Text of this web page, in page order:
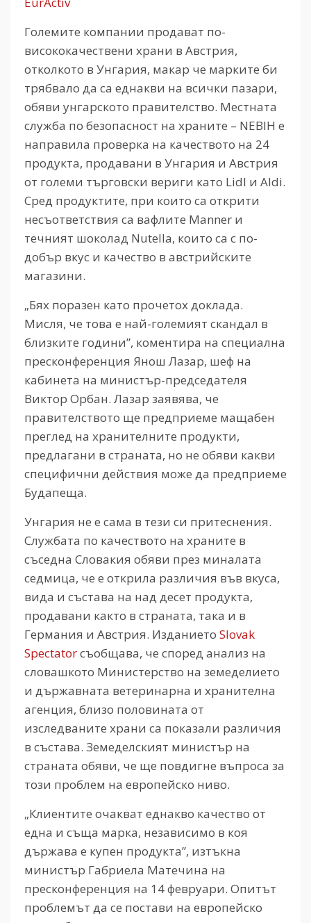
Големите компании продават по-
висококачествени храни в Австрия,
отколкото в Унгария, макар че марките би
трябвало да са еднакви на всички пазари,
обяви унгарското правителство. Местната
служба по безопасност на храните – NEBIH е
направила проверка на качеството на 24
продукта, продавани в Унгария и Австрия
от големи търговски вериги като Lidl и Aldi.
Сред продуктите, при които са открити
несъответствия са вафлите Manner и
течният шоколад Nutella, които са с по-
добър вкус и качество в австрийските
магазини.
„Бях поразен като прочетох доклада.
Мисля, че това е най-големият скандал в
близките години”, коментира на специална
пресконференция Янош Лазар, шеф на
кабинета на министър-председателя
Виктор Орбан. Лазар заявява, че
правителството ще предприеме мащабен
преглед на хранителните продукти,
предлагани в страната, но не обяви какви
специфични действия може да предприеме
Будапеща.
Унгария не е сама в тези си притеснения.
Службата по качеството на храните в
съседна Словакия обяви през миналата
седмица, че е открила различия във вкуса,
вида и състава на над десет продукта,
продавани както в страната, така и в
Германия и Австрия. Изданието Slovak
Spectatorсъобщава, че според анализ на
словашкото Министерство на земеделието
и държавната ветеринарна и хранителна
агенция, близо половината от
изследваните храни са показали различия
в състава. Земеделският министър на
страната обяви, че ще повдигне въпроса за
този проблем на европейско ниво.
„Клиентите очакват еднакво качество от
една и съща марка, независимо в коя
държава е купен продукта”, изтъкна
министър Габриела Матечина на
пресконференция на 14 февруари. Опитът
проблемът да се постави на европейско